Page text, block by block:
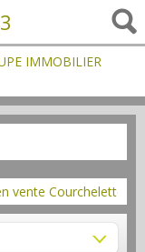
vente Courchelettes